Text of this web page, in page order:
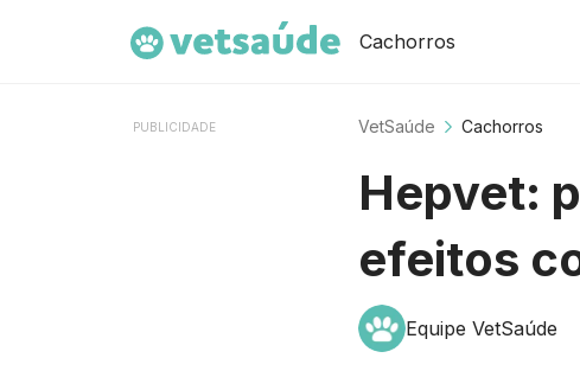
Cachorros
PUBLICIDADE VetSaúde Cachorros
Hepvet:
efeitos
Equipe VetSaúde